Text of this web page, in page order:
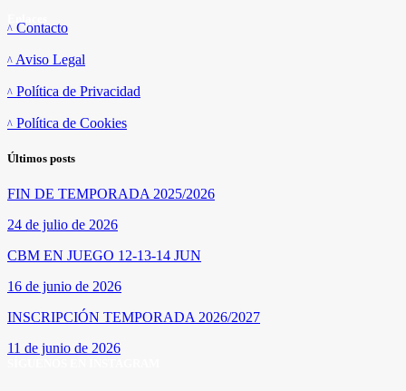
Contacto
Aviso Legal
Política de Privacidad
Política de Cookies
Últimos posts
FIN DE TEMPORADA 2025/2026
24 de julio de 2026
CBM EN JUEGO 12-13-14 JUN
16 de junio de 2026
INSCRIPCIÓN TEMPORADA 2026/2027
11 de junio de 2026